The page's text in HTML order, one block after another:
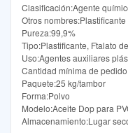
Clasificación:Agente
Otros nombres:Plastificante
Pureza:99,9%
Tipo:Plastificante, Ftalato
Uso:Agentes auxiliares
Cantidad mínima de
Paquete:25 kg/tambor
Forma:Polvo
Modelo:Aceite Dop para
Almacenamiento:Lugar